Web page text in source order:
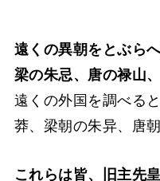
遠くの異朝をとぶら
梁の朱忌、唐の禄山、
遠くの外国を調べる
莽、梁朝の朱异、唐
これらは皆、旧主先